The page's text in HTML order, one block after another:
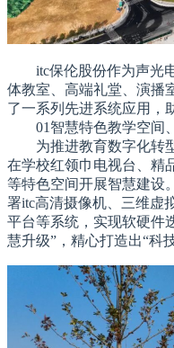
itc保伦股份作为声光
体教室、高端礼堂、演播
了一系列先进系统应用，
01智慧特色教学空间
为推进教育数字化转
在学校红领巾电视台、精
等特色空间开展智慧建设
署itc高清摄像机、三维虚
平台等系统，实现软硬件
慧升级”，精心打造出“科